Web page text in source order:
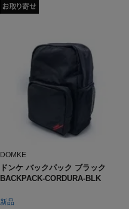
新品
DOMKE
ドンケ バックパック ブラック
BACKPACK-CORDURA-BLK